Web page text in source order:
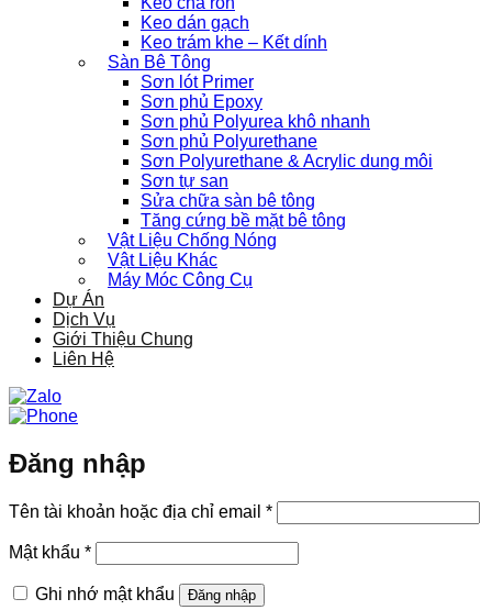
Keo dán gạch
Keo trám khe – Kết dính
Sàn Bê Tông
Sơn lót Primer
Sơn phủ Epoxy
Sơn phủ Polyurea khô nhanh
Sơn phủ Polyurethane
Sơn Polyurethane & Acrylic dung môi
Sơn tự san
Sửa chữa sàn bê tông
Tăng cứng bề mặt bê tông
Vật Liệu Chống Nóng
Vật Liệu Khác
Máy Móc Công Cụ
Dự Án
Dịch Vụ
Giới Thiệu Chung
Liên Hệ
Đăng nhập
Tên tài khoản hoặc địa chỉ email *Bắt
buộc
Mật khẩu *Bắt
buộc
Ghi nhớ mật khẩu
Đăng nhập